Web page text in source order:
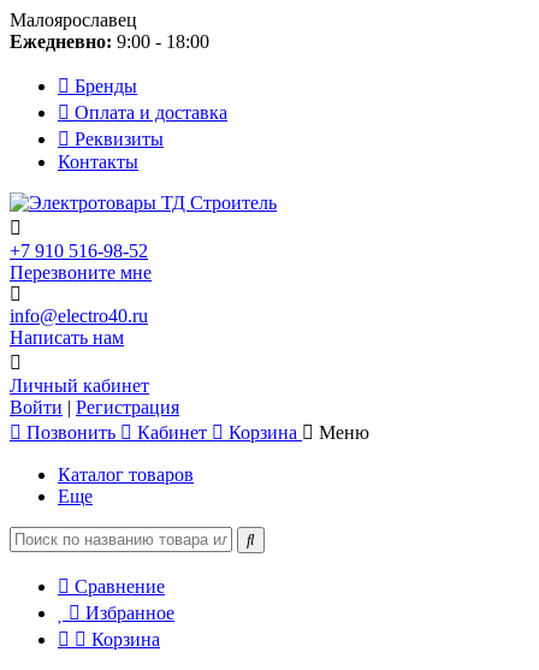
Малоярославец
Ежедневно: 9:00 - 18:00
Бренды
Оплата и доставка
Реквизиты
Контакты
+7 910 516-98-52
Перезвоните мне
info@electro40.ru
Написать нам
Личный кабинет
Войти | Регистрация
Позвонить
Кабинет Корзина Меню
Каталог товаров
Еще
Сравнение
Избранное
Корзина